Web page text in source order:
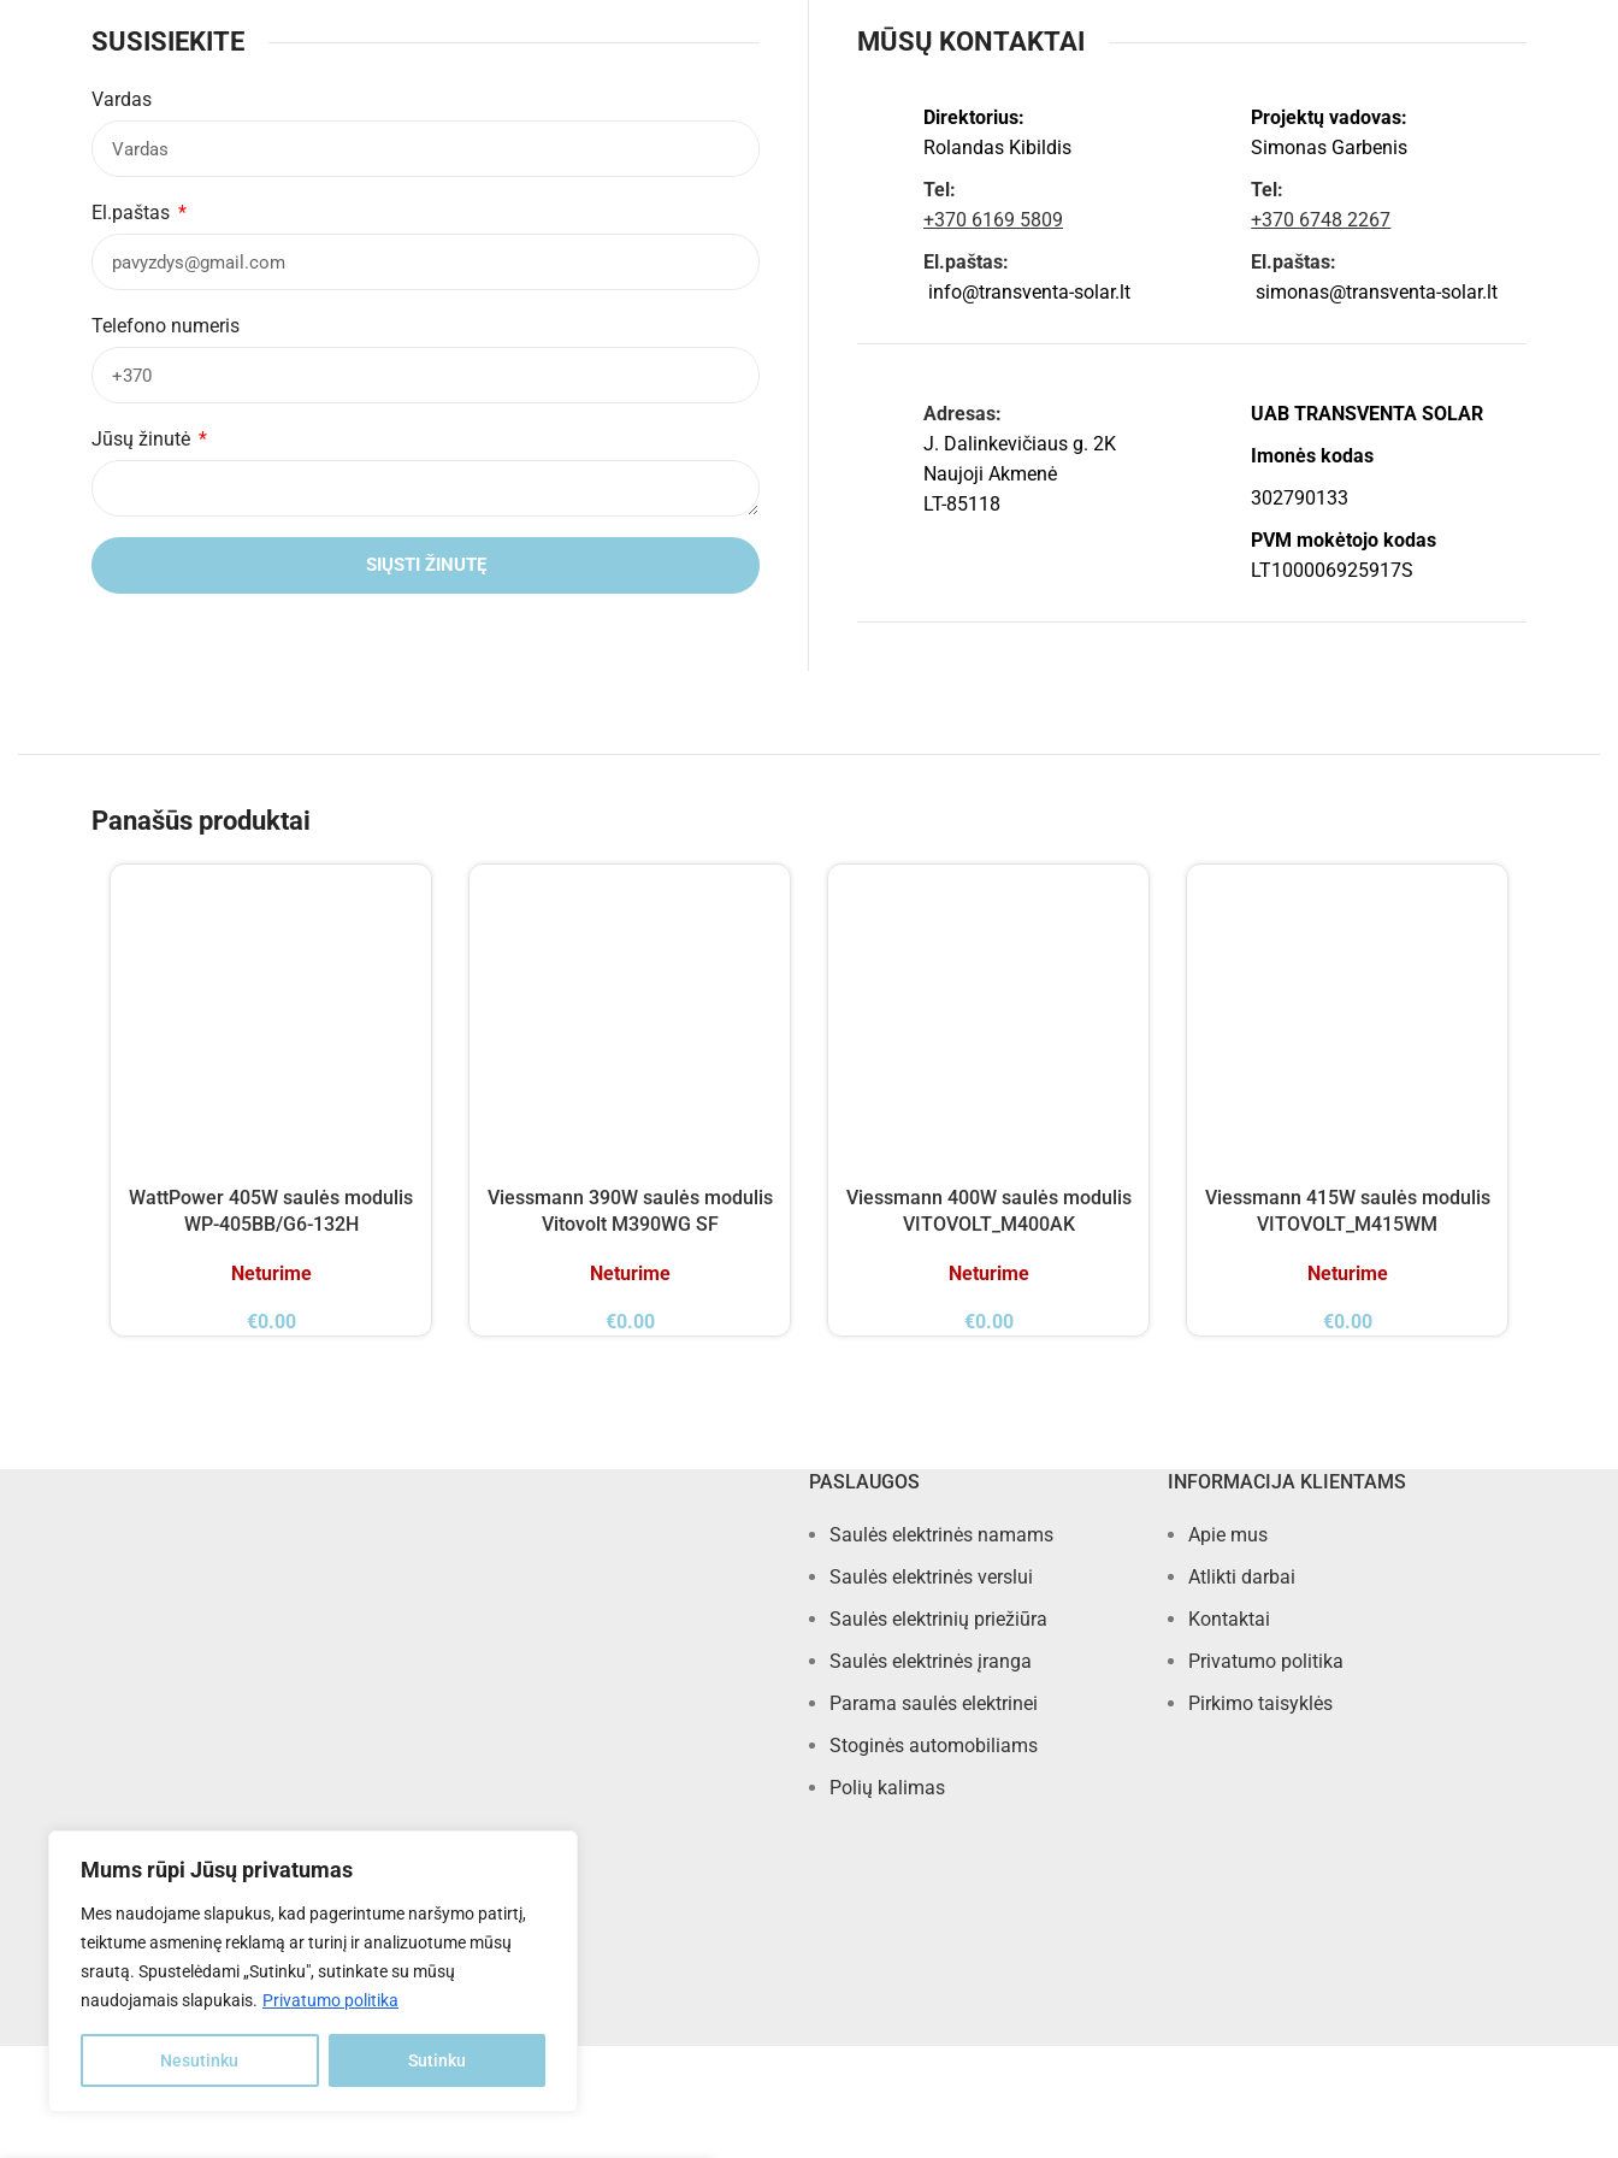
Mums rūpi Jūsų privatumas
Mes naudojame slapukus, kad pagerintume naršymo patirtį,
teiktume asmeninę reklamą ar turinį ir analizuotume mūsų
srautą. Spustelėdami „Sutinku", sutinkate su mūsų
naudojamais slapukais. Privatumo politika
Nesutinku Sutinku
SUSISIEKITE
Vardas
El.paštas
Telefono numeris
Jūsų žinutė
SIŲSTI ŽINUTĘ
MŪSŲ KONTAKTAI
Direktorius:
Rolandas Kibildis
Tel:
+370 6169 5809
El.paštas:
info@transventa-solar.lt
Projektų vadovas:
Simonas Garbenis
Tel:
+370 6748 2267
El.paštas:
simonas@transventa-solar.lt
Adresas:
J. Dalinkevičiaus g. 2K
Naujoji Akmenė
LT-85118
UAB TRANSVENTA SOLAR
Imonės kodas
302790133
PVM mokėtojo kodas
LT100006925917S
Panašūs produktai
WattPower 405W saulės modulis
WP-405BB/G6-132H
Neturime
€0.00
Viessmann 390W saulės modulis
Vitovolt M390WG SF
Neturime
€0.00
Viessmann 400W saulės modulis
VITOVOLT_M400AK
Neturime
€0.00
Viessmann 415W saulės modulis
VITOVOLT_M415WM
Neturime
€0.00
UAB "Transventa Solar"
Tel:+370 6169 5809
El.paštas: info@transventa-solar.lt
Adresas
: J. Dalinkevičiaus g. 2K, Naujoji Akmenė, LT-85118
PASLAUGOS
Saulės elektrinės namams
Saulės elektrinės verslui
Saulės elektrinių priežiūra
Saulės elektrinės įranga
Parama saulės elektrinei
Stoginės automobiliams
Polių kalimas
INFORMACIJA KLIENTAMS
Apie mus
Atlikti darbai
Kontaktai
Privatumo politika
Pirkimo taisyklės